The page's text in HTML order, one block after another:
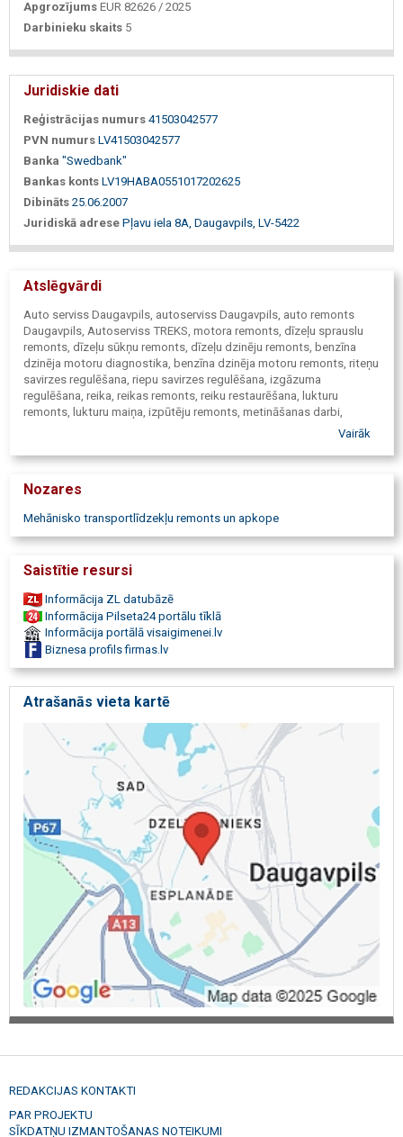
Apgrozījums EUR 82626 / 2025
Darbinieku skaits 5
Juridiskie dati
Reģistrācijas numurs 41503042577
PVN numurs LV41503042577
Banka "Swedbank"
Bankas konts LV19HABA0551017202625
Dibināts 25.06.2007
Juridiskā adrese Pļavu iela 8A, Daugavpils, LV-5422
Atslēgvārdi
Auto serviss Daugavpils, autoserviss Daugavpils, auto remonts
Daugavpils, Autoserviss TREKS, motora remonts, dīzeļu sprauslu
remonts, dīzeļu sūkņu remonts, dīzeļu dzinēju remonts, benzīna
dzinēja motoru diagnostika, benzīna dzinēja motoru remonts, riteņu
savirzes regulēšana, riepu savirzes regulēšana, izgāzuma
regulēšana, reika, reikas remonts, reiku restaurēšana, lukturu
remonts, lukturu maiņa, izpūtēju remonts, metināšanas darbi,
bremžu disku maiņa, bremžu trubiņu valcēšana, bremžu trubiņu
hidrauliskā stūres pastiprinātāja diagnostika, reduktoru remonts,
sagatavošana TA CSDD, savienojumu diagnostika, agregātu
diagnostika, bremžu sistēmas remonts, sajūga remonts, eļļas
riepu remonts, riepu serviss, riepu uzstādīšana, pēc garantijas
serviss, auto apkalpošana, auto elektrosistēmu diagnostika, auto
elektrosistēmu remonts, komerctransporta remonts,
mikroautobusu remonts, busu remonts, eļļas kartera remonts,
autoremonts pēc avārijas, OCTA, KASKO, pirms pirkšanas pārbaude,
stūres hidrosistēmas diagnostika, savērsuma regulēšana,
hidropastiprinātāja remonts, stūres vadības mehānismu remonts,
hidrocilindru remonts, bremžu supportu remonts, Audi, MITSUBISHI,
JEEP, Džips, FORD, DODGE, DACIA, Volkswagen, VOLVO, ALFA
ROMEO, BMW, CHRYSLER, Citroen, Fiat, HONDA, Hyndai, JAGUAR,
KIA, LAND ROVER, LEXUS, Mazda, MERCEDES, Mini, NISSAN, Opel,
Peugeot, PORSCHE, RENAULT, Rover, SAAB, SEAT, SKODA, Smart,
SUBARU, SUZUKI, TOYOTA, elektronisko sistēmu diagnostika,
elektroiekārtu datordiagnostika, elektronisko sistēmu regulēšana,
elektronisko sistēmu remonts, kļūdu koda nolasīšana, kļūdu koda
dzēšana, kravas auto remonts, cilindru bloku apskate, cilindru bloku
nomaiņa, bloku griešana, kloķvārpstu pārbaude, kloķvārpstu
rediģēšana, kloķvārpstu pulēšana, cilindra bloku galvu remonts,
cilindra bloku galvu pulēšana, sadalījumu remonts, sadalījumu
uzstādīšana, dzinēju novēršanas sistēmas maiņa, dzinēju
profilakse, starteru montāža, ģeneratoru montāža, kompresoru
montāža, starteru pārbaude, ģeneratoru pārbaude, kompresoru
pārbaude, sprauslu maiņa, smidzinātāja maiņa, sprauslas sūkņa
maiņa, common-rail, sajūga maiņa, ātrumkārbu remonts, diferenciālu
remonts, krusteņu maiņa, kardānvārpsta piekaru maiņa,
kardānvārpsta gultņu maiņa, amortizatoru maiņa, atsperes maiņa,
pneimatiskās atsperes maiņa, blīvslēgu maiņa, gultņu maiņa,
salenbloku maiņa, bukšu maiņa, stabilizatoru maiņa, reasetīvā
stieņa maiņa, stūres hidropastiprinātāja blīvējuma remonts, stūres
trumuļu maiņa, bremžu skavas remonts, bremžu suports remonts,
radiatori, radiatora kodola maiņa, radiatora lodēšana, riteņu savirzes
regulēšana 3D, autoserviss, auto remonts Daugavpilī, auto
diagnostika Daugavpils
Vairāk
Nozares
Mehānisko transportlīdzekļu remonts un apkope
Saistītie resursi
Informācija ZL datubāzē
Informācija Pilseta24 portālu tīklā
Informācija portālā visaigimenei.lv
Biznesa profils firmas.lv
Atrašanās vieta kartē
REDAKCIJAS KONTAKTI
PAR PROJEKTU
SĪKDATŅU IZMANTOŠANAS NOTEIKUMI